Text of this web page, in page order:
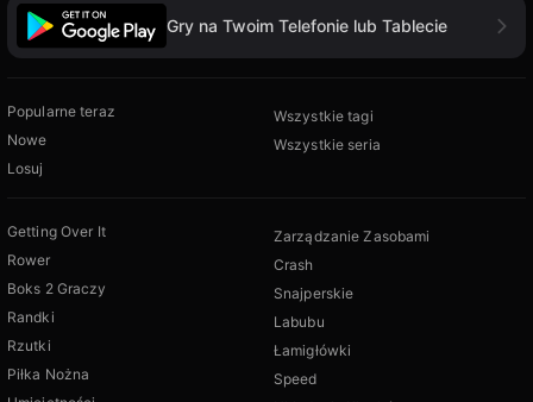
Gry na Twoim Telefonie lub Tablecie
Popularne teraz
Nowe
Losuj
Wszystkie tagi
Wszystkie seria
Getting Over It
Rower
Boks 2 Graczy
Randki
Rzutki
Piłka Nożna
Zarządzanie Zasobami
Crash
Snajperskie
Labubu
Łamigłówki
Speed